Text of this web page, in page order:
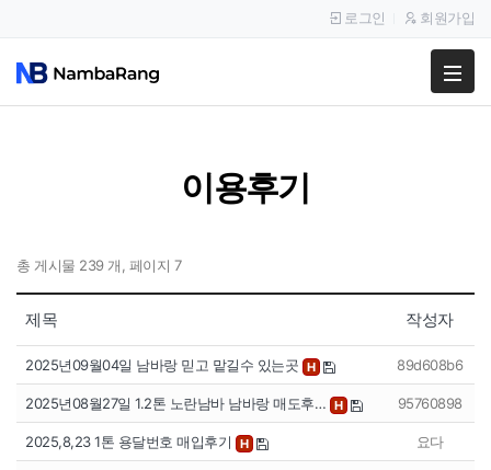
팔고
이용후기
로그인 회원가입
이용후기
총 게시물 239 개, 페이지 7
제목 작성자
2025년09월04일 남바랑 믿고 맡길수 있는곳 H 89d608b6
2025년08월27일 1.2톤 노란남바 남바랑 매도후… H 95760898
2025,8,23 1톤 용달번호 매입후기 H 요다